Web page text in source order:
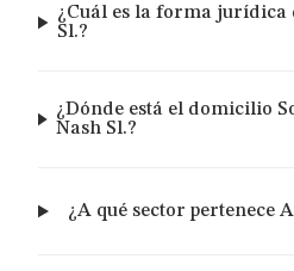
¿Cuál es la forma jurídica
Sl.?
¿Dónde está el domicilio
Nash Sl.?
¿A qué sector pertenece